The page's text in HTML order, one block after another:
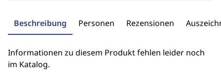
Beschreibung Personen Rezensionen
Informationen zu diesem Produkt fehlen leider noch
im Katalog.